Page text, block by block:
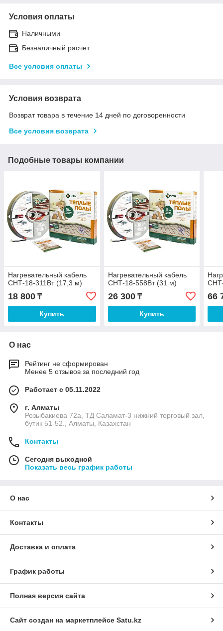
Условия оплаты
Наличными
Безналичный расчет
Все условия оплаты
Условия возврата
Возврат товара в течение 14 дней по договоренности
Все условия возврата
Подобные товары компании
Нагревательный кабель
СНТ-18-311Вт (17,3 м)
18 800 ₸
Купить
Нагревательный кабель
СНТ-18-558Вт (31 м)
26 300₸
Купить
66
О нас
Рейтинг не сформирован
Менее 5 отзывов за последний год
Работает с 05.11.2022
г. Алматы
Розыбакиева 72а, ТД Саламат-3 нижний торговый зал,
бутик 51-52., Алматы, Казахстан
Контакты
Сегодня выходной
Показать весь график работы
О нас
Контакты
Доставка и оплата
График работы
Полная версия сайта
Сайт создан на маркетплейсе Satu.kz